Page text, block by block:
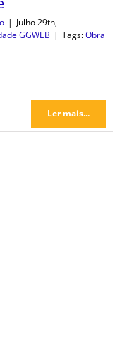
| Julho 29th,
GGWEB | Tags:Obra
Ler mais...